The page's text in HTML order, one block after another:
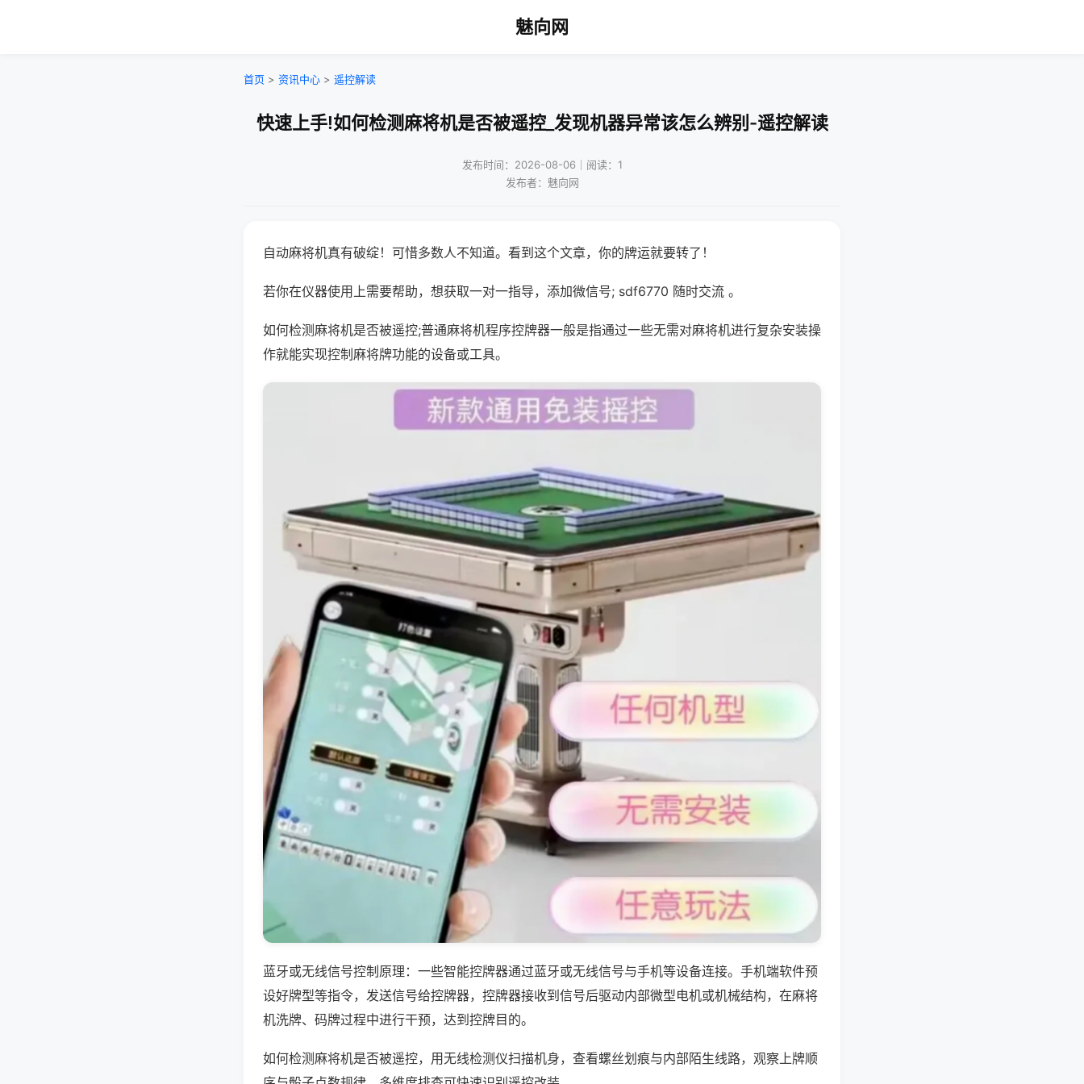
魅向网
首页 > 资讯中心 > 遥控解读
快速上手!如何检测麻将机是否被遥控_发现机器异常该怎么辨别-遥控解读
发布时间：2026-08-06｜阅读：1
发布者：魅向网
自动麻将机真有破绽！可惜多数人不知道。看到这个文章，你的牌运就要转了！
若你在仪器使用上需要帮助，想获取一对一指导，添加微信号; sdf6770 随时交流 。
如何检测麻将机是否被遥控;普通麻将机程序控牌器一般是指通过一些无需对麻将机进行复杂安装操
作就能实现控制麻将牌功能的设备或工具。
蓝牙或无线信号控制原理：一些智能控牌器通过蓝牙或无线信号与手机等设备连接。手机端软件预
设好牌型等指令，发送信号给控牌器，控牌器接收到信号后驱动内部微型电机或机械结构，在麻将
机洗牌、码牌过程中进行干预，达到控牌目的。
如何检测麻将机是否被遥控，用无线检测仪扫描机身，查看螺丝划痕与内部陌生线路，观察上牌顺